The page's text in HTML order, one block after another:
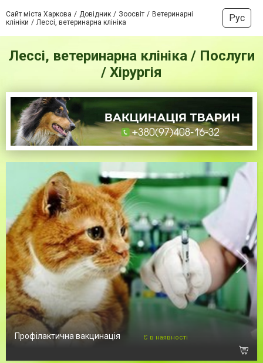
Сайт міста Харкова Довідник Зоосвіт
Ветеринарні
клініки
Лессі, ветеринарна клініка Рус
Лессі, ветеринарна клініка / Послуги
/ Хірургія
Профілактична вакцинація Є в наявності